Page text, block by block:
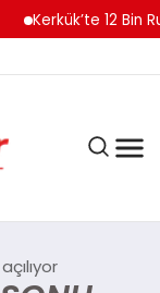
Kerkük’te 12 Bin